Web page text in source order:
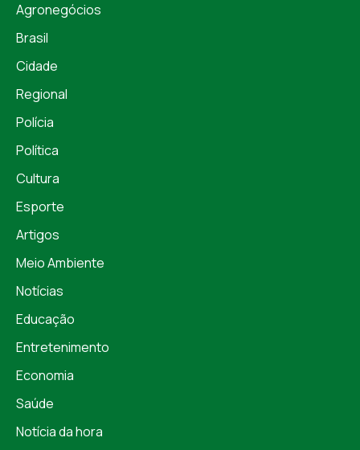
Agronegócios
Brasil
Cidade
Regional
Polícia
Política
Cultura
Esporte
Artigos
Meio Ambiente
Notícias
Educação
Entretenimento
Economia
Saúde
Notícia da hora